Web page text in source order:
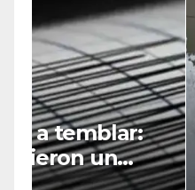
MENDOZA
Paso Cristo
despejaron
Cuevas
6 AGOSTO, 2026